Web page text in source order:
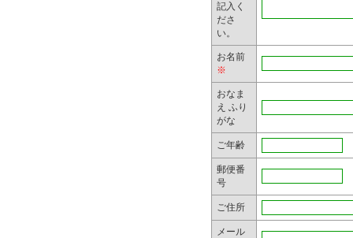
個人情報
力会社に委
開示する
小限の個
に限定しま
3. 第三者へ
弊社が、本
情報は、弊
記入く
ださ
い。
お名前
※
おなま
え ふり
がな
ご年齢
郵便番
号
ご住所
メール